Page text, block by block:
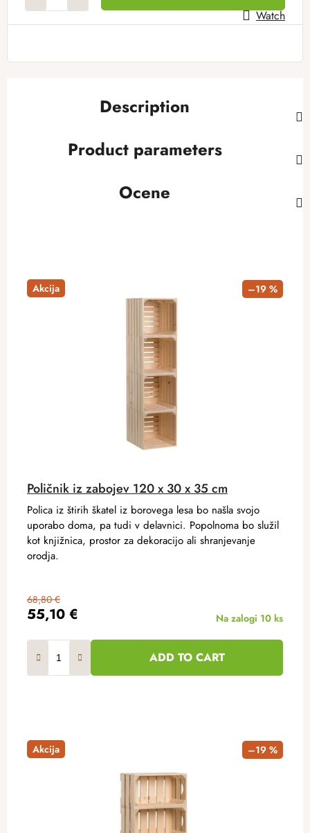
Watch
Description
Product parameters
Ocene
Akcija –19 %
Poličnik iz zabojev 120 x 30 x 35 cm
55,10 €
68,80 €
Na zalogi 10 ks
ADD TO CART
Polica iz štirih škatel iz borovega lesa bo našla svojo
uporabo doma, pa tudi v delavnici. Popolnoma bo služil
kot knjižnica, prostor za dekoracijo ali shranjevanje
orodja.
Akcija –19 %